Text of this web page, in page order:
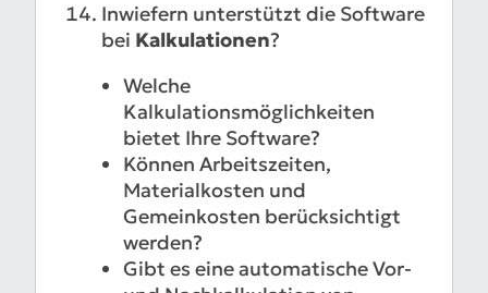
Inwiefern unterstützt die Software
bei Kalkulationen?
Welche
Kalkulationsmöglichkeiten
bietet Ihre Software?
Können Arbeitszeiten,
Materialkosten und
Gemeinkosten berücksichtigt
werden?
Gibt es eine automatische Vor-